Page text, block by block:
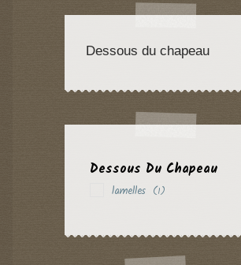
Dessous du chapeau
Dessous Du Chapeau
lamelles (1)